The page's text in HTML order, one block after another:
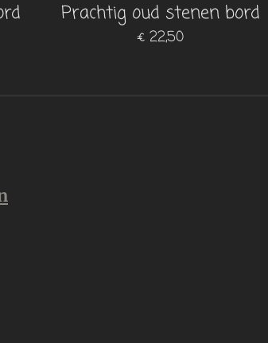
Prachtig oud stenen bord
€ 22,50